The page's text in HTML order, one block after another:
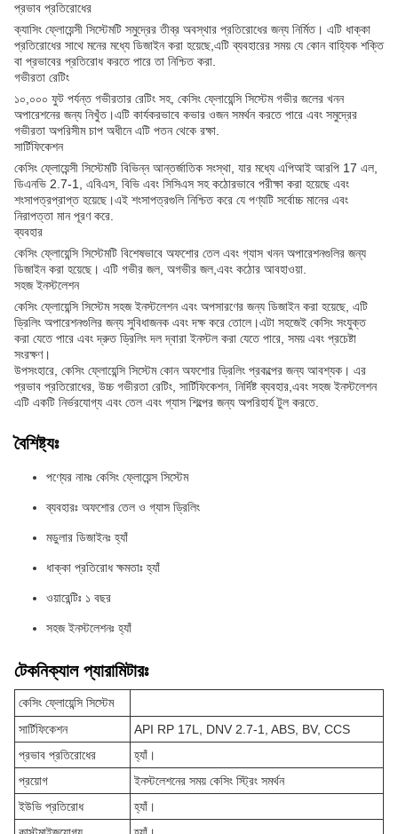
প্রভাব প্রতিরোধের
ক্যাসিং ফ্লোয়েন্সী সিস্টেমটি সমুদ্রের তীব্র অবস্থার প্রতিরোধের জন্য নির্মিত। এটি ধাক্কা
প্রতিরোধের সাথে মনের মধ্যে ডিজাইন করা হয়েছে,এটি ব্যবহারের সময় যে কোন বাহ্যিক শক্তি
বা প্রভাবের প্রতিরোধ করতে পারে তা নিশ্চিত করা.
গভীরতা রেটিং
১০,০০০ ফুট পর্যন্ত গভীরতার রেটিং সহ, কেসিং ফ্লোয়েন্সি সিস্টেম গভীর জলের খনন
অপারেশনের জন্য নিখুঁত।এটি কার্যকরভাবে কভার ওজন সমর্থন করতে পারে এবং সমুদ্রের
গভীরতা অপরিসীম চাপ অধীনে এটি পতন থেকে রক্ষা.
সার্টিফিকেশন
কেসিং ফ্লোয়েন্সী সিস্টেমটি বিভিন্ন আন্তর্জাতিক সংস্থা, যার মধ্যে এপিআই আরপি 17 এল,
ডিএনভি 2.7-1, এবিএস, বিভি এবং সিসিএস সহ কঠোরভাবে পরীক্ষা করা হয়েছে এবং
শংসাপত্রপ্রাপ্ত হয়েছে।এই শংসাপত্রগুলি নিশ্চিত করে যে পণ্যটি সর্বোচ্চ মানের এবং
নিরাপত্তা মান পূরণ করে.
ব্যবহার
কেসিং ফ্লোয়েন্সি সিস্টেমটি বিশেষভাবে অফশোর তেল এবং গ্যাস খনন অপারেশনগুলির জন্য
ডিজাইন করা হয়েছে। এটি গভীর জল, অগভীর জল,এবং কঠোর আবহাওয়া.
সহজ ইনস্টলেশন
কেসিং ফ্লোয়েন্সি সিস্টেম সহজ ইনস্টলেশন এবং অপসারণের জন্য ডিজাইন করা হয়েছে, এটি
ড্রিলিং অপারেশনগুলির জন্য সুবিধাজনক এবং দক্ষ করে তোলে।এটা সহজেই কেসিং সংযুক্ত
করা যেতে পারে এবং দ্রুত ড্রিলিং দল দ্বারা ইনস্টল করা যেতে পারে, সময় এবং প্রচেষ্টা
সংরক্ষণ।
উপসংহারে, কেসিং ফ্লোয়েন্সি সিস্টেম কোন অফশোর ড্রিলিং প্রকল্পের জন্য আবশ্যক। এর
প্রভাব প্রতিরোধের, উচ্চ গভীরতা রেটিং, সার্টিফিকেশন, নির্দিষ্ট ব্যবহার,এবং সহজ ইনস্টলেশন
এটি একটি নির্ভরযোগ্য এবং তেল এবং গ্যাস শিল্পের জন্য অপরিহার্য টুল করতে.
বৈশিষ্ট্যঃ
পণ্যের নামঃ কেসিং ফ্লোয়েন্স সিস্টেম
ব্যবহারঃ অফশোর তেল ও গ্যাস ড্রিলিং
মডুলার ডিজাইনঃ হ্যাঁ
ধাক্কা প্রতিরোধ ক্ষমতাঃ হ্যাঁ
ওয়ারেন্টিঃ ১ বছর
সহজ ইনস্টলেশনঃ হ্যাঁ
টেকনিক্যাল প্যারামিটারঃ
কেসিং ফ্লোয়েন্সি সিস্টেম
সার্টিফিকেশন
API RP 17L, DNV 2.7-1, ABS, BV, CCS
প্রভাব প্রতিরোধের
হ্যাঁ।
প্রয়োগ
ইনস্টলেশনের সময় কেসিং স্ট্রিং সমর্থন
ইউভি প্রতিরোধ
হ্যাঁ।